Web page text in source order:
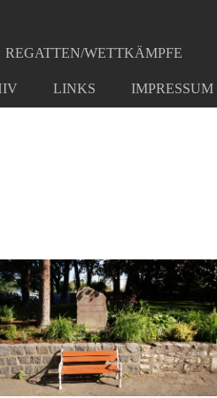
REGATTEN/WETTKÄMPFE
LINKS IMPRESSUM